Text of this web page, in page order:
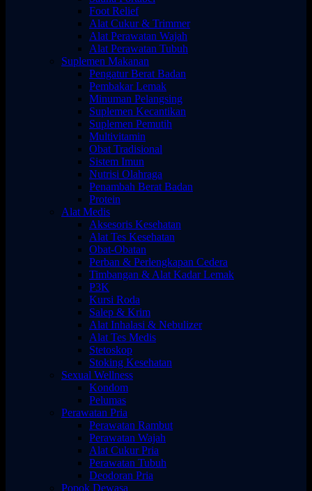
Foot Relief
Alat Cukur & Trimmer
Alat Perawatan Wajah
Alat Perawatan Tubuh
Suplemen Makanan
Pengatur Berat Badan
Pembakar Lemak
Minuman Pelangsing
Suplemen Kecantikan
Suplemen Pemutih
Multivitamin
Obat Tradisional
Sistem Imun
Nutrisi Olahraga
Penambah Berat Badan
Protein
Alat Medis
Aksesoris Kesehatan
Alat Tes Kesehatan
Obat-Obatan
Perban & Perlengkapan Cedera
Timbangan & Alat Kadar Lemak
P3K
Kursi Roda
Salep & Krim
Alat Inhalasi & Nebulizer
Alat Tes Medis
Stetoskop
Stoking Kesehatan
Sexual Wellness
Kondom
Pelumas
Perawatan Pria
Perawatan Rambut
Perawatan Wajah
Alat Cukur Pria
Perawatan Tubuh
Deodoran Pria
Popok Dewasa